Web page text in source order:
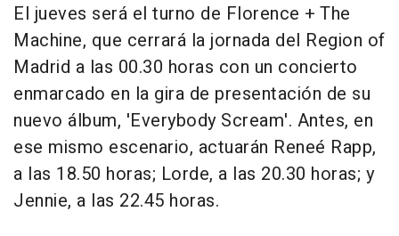
El jueves será el turno de Florence + The
Machine, que cerrará la jornada del Region of
Madrid a las 00.30 horas con un concierto
enmarcado en la gira de presentación de su
nuevo álbum, 'Everybody Scream'. Antes, en
ese mismo escenario, actuarán Reneé Rapp,
a las 18.50 horas; Lorde, a las 20.30 horas; y
Jennie, a las 22.45 horas.